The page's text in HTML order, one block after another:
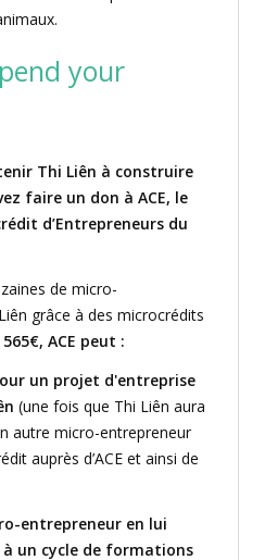
your
Thi Liên à construire
faire un don à ACE, le
d’Entrepreneurs du
de micro-
grâce à des microcrédits
565€, ACE peut :
un projet d'entreprise
(une fois que Thi Liên aura
autre micro-entrepreneur
auprès d’ACE et ainsi de
entrepreneur en lui
un cycle de formations